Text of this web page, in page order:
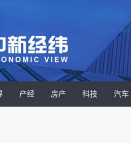
产经 房产 科技 汽车